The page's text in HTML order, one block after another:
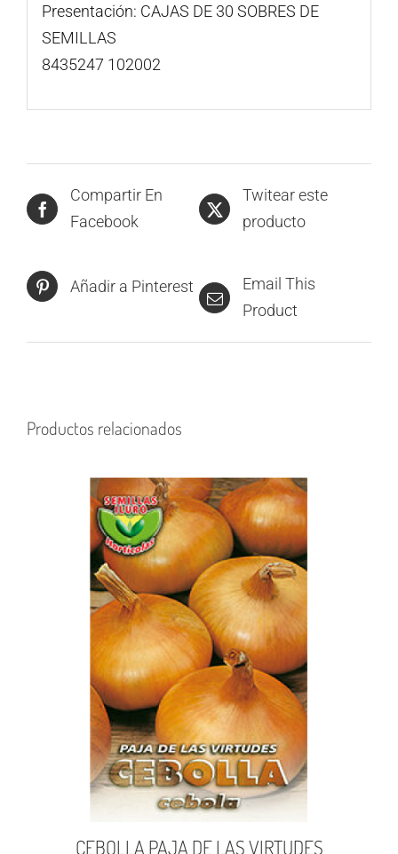
Presentación: CAJAS DE 30 SOBRES DE
SEMILLAS
8435247 102002
Compartir En
Facebook
Twitear este
producto
Añadir a Pinterest
Email This
Product
Productos relacionados
CEBOLLA PAJA DE LAS VIRTUDES